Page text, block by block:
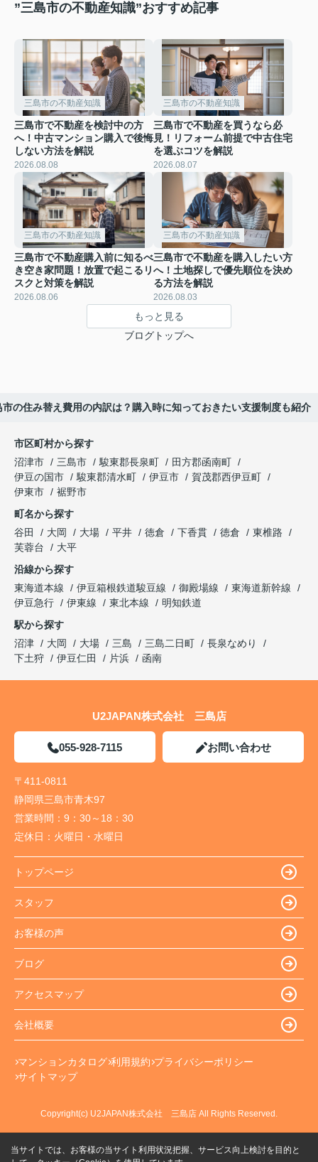
”三島市の不動産知識”おすすめ記事
三島市の不動産知識
三島市で不動産を検討中の方
へ！中古マンション購入で後悔
しない方法を解説
2026.08.08
三島市の不動産知識
三島市で不動産を買うなら必
見！リフォーム前提で中古住宅
を選ぶコツを解説
2026.08.07
三島市の不動産知識
三島市で不動産購入前に知るべ
き空き家問題！放置で起こるリ
スクと対策を解説
2026.08.06
三島市の不動産知識
三島市で不動産を購入したい方
へ！土地探しで優先順位を決め
る方法を解説
2026.08.03
もっと見る
ブログトップへ
市の住み替え費用の内訳は？購入時に知っておきたい支援制度も紹介
市区町村から探す
沼津市
三島市 駿東郡長泉町
田方郡函南町
伊豆の国市
駿東郡清水町 伊豆市
賀茂郡西伊豆町
伊東市
裾野市
町名から探す
谷田
大岡 大場 平井 徳倉 下香貫 徳倉
東椎路
芙蓉台
大平
沿線から探す
東海道本線
伊豆箱根鉄道駿豆線 御殿場線
東海道新幹線
伊豆急行
伊東線 東北本線
明知鉄道
駅から探す
沼津
大岡 大場 三島 三島二日町
長泉なめり
下土狩
伊豆仁田 片浜 函南
U2JAPAN株式会社 三島店
055-928-7115 お問い合わせ
〒411-0811
静岡県三島市青木97
営業時間： 9：30～18：30
定休日： 火曜日・水曜日
トップページ
スタッフ
お客様の声
ブログ
アクセスマップ
会社概要
マンションカタログ 利用規約 プライバシーポリシー
サイトマップ
Copyright(c) U2JAPAN株式会社 三島店 All Rights Reserved.
当サイトでは、お客様の当サイト利用状況把握、サービス向上検討を目的と